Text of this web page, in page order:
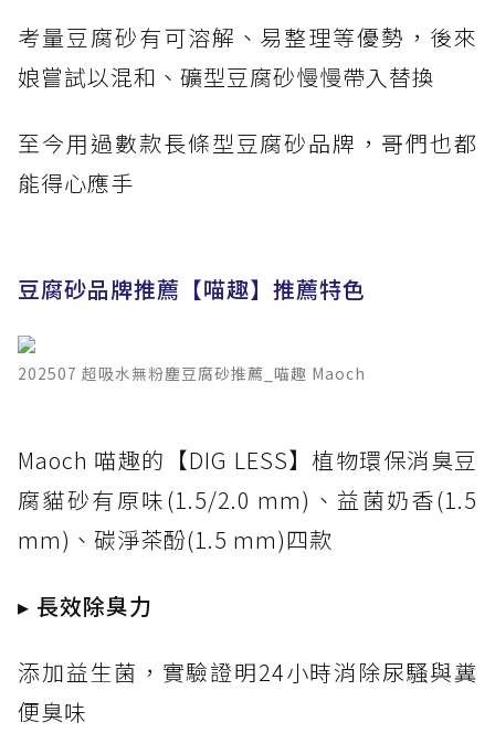
考量豆腐砂有可溶解、易整理等優勢，後來
娘嘗試以混和、礦型豆腐砂慢慢帶入替換
至今用過數款長條型豆腐砂品牌，哥們也都
能得心應手
豆腐砂品牌推薦【喵趣】推薦特色
202507 超吸水無粉塵豆腐砂推薦_喵趣 Maoch
​Maoch 喵趣的【DIG LESS】植物環保消臭豆
腐貓砂有原味(1.5/2.0 mm)、益菌奶香(1.5
mm)、碳淨茶酚(1.5 mm)四款
▸ 長效除臭力
添加益生菌，實驗證明24小時消除尿騷與糞
便臭味